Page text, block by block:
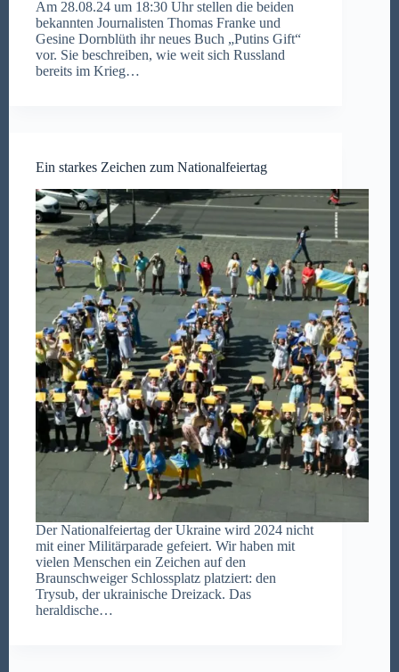
Am 28.08.24 um 18:30 Uhr stellen die beiden
bekannten Journalisten Thomas Franke und
Gesine Dornblüth ihr neues Buch „Putins Gift“
vor. Sie beschreiben, wie weit sich Russland
bereits im Krieg…
Ein starkes Zeichen zum Nationalfeiertag
Der Nationalfeiertag der Ukraine wird 2024 nicht
mit einer Militärparade gefeiert. Wir haben mit
vielen Menschen ein Zeichen auf den
Braunschweiger Schlossplatz platziert: den
Trysub, der ukrainische Dreizack. Das
heraldische…